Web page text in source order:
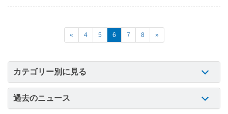
« 4 5 6 7 8 »
カテゴリー別に見る
過去のニュース